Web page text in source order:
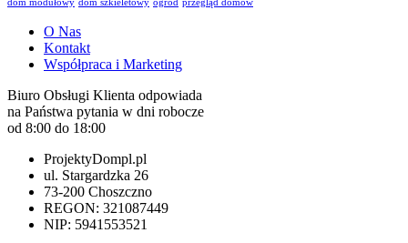
O Nas
Kontakt
Współpraca i Marketing
Biuro Obsługi Klienta odpowiada
na Państwa pytania w dni robocze
od 8:00 do 18:00
ProjektyDompl.pl
ul. Stargardzka 26
73-200 Choszczno
REGON: 321087449
NIP: 5941553521